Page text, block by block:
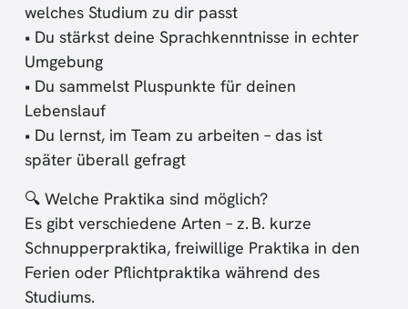
welches Studium zu dir passt
• Du stärkst deine Sprachkenntnisse in echter
Umgebung
• Du sammelst Pluspunkte für deinen
Lebenslauf
• Du lernst, im Team zu arbeiten – das ist
später überall gefragt
🔍 Welche Praktika sind möglich?
Es gibt verschiedene Arten – z. B. kurze
Schnupperpraktika, freiwillige Praktika in den
Ferien oder Pflichtpraktika während des
Studiums.